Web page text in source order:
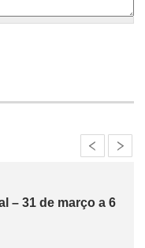
– 31 de março a 6